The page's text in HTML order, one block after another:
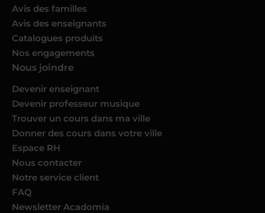
Avis des familles
Avis des enseignants
Catalogues produits
Nos engagements
Nous joindre
Devenir enseignant
Devenir professeur musique
Trouver un cours dans ma ville
Donner des cours dans votre ville
Espace RH
Nous contacter
Notre service client
FAQ
Newsletter Acadomia